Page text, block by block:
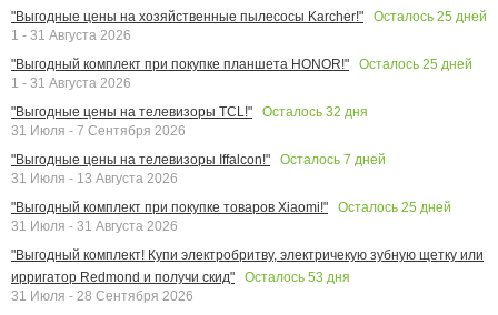
"Выгодные цены на хозяйственные пылесосы Karcher!"
Осталось 25 дней
1 - 31 Августа 2026
"Выгодный комплект при покупке планшета HONOR!"
Осталось 25 дней
1 - 31 Августа 2026
"Выгодные цены на телевизоры TCL!"
Осталось 32 дня
31 Июля - 7 Сентября 2026
"Выгодные цены на телевизоры Iffalcon!"
Осталось 7 дней
31 Июля - 13 Августа 2026
"Выгодный комплект при покупке товаров Xiaomi!"
Осталось 25 дней
31 Июля - 31 Августа 2026
"Выгодный комплект! Купи электробритву, электричекую зубную щетку или
ирригатор Redmond и получи скид"
Осталось 53 дня
31 Июля - 28 Сентября 2026